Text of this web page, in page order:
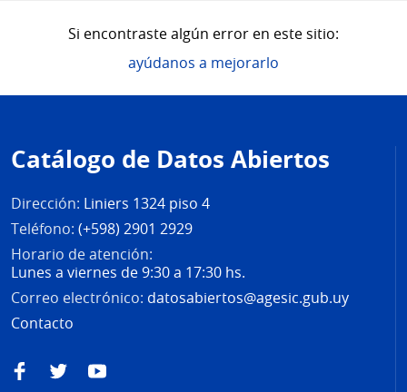
Si encontraste algún error en este sitio:
ayúdanos a mejorarlo
de
página
Catálogo de Datos Abiertos
Dirección: Liniers 1324 piso 4
Teléfono: (+598) 2901 2929
Horario de atención:
Lunes a viernes de 9:30 a 17:30 hs.
Correo electrónico: datosabiertos@agesic.gub.uy
Contacto
FacebookTwitterYouTube